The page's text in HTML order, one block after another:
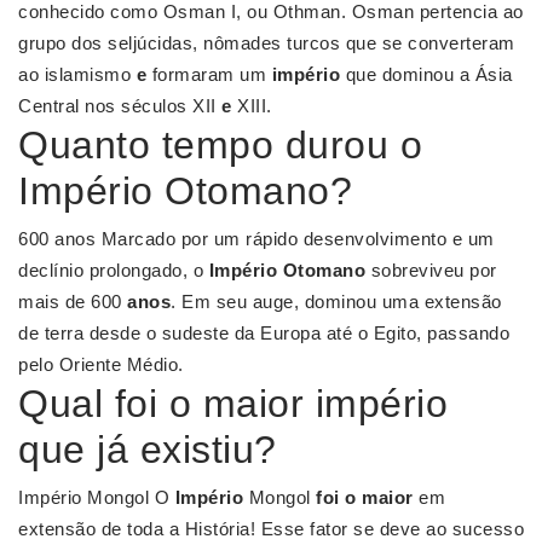
conhecido como Osman I, ou Othman. Osman pertencia ao
grupo dos seljúcidas, nômades turcos que se converteram
ao islamismo e formaram um império que dominou a Ásia
Central nos séculos XII e XIII.
Quanto tempo durou o
Império Otomano?
600 anos Marcado por um rápido desenvolvimento e um
declínio prolongado, o Império Otomano sobreviveu por
mais de 600 anos. Em seu auge, dominou uma extensão
de terra desde o sudeste da Europa até o Egito, passando
pelo Oriente Médio.
Qual foi o maior império
que já existiu?
Império Mongol O Império Mongol foi o maior em
extensão de toda a História! Esse fator se deve ao sucesso